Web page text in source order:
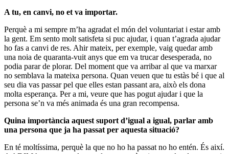
A tu, en canvi, no et va importar.
Perquè a mi sempre m’ha agradat el món del voluntariat i estar amb
la gent. Em sento molt satisfeta si puc ajudar, i quan t’agrada ajudar
ho fas a canvi de res. Ahir mateix, per exemple, vaig quedar amb
una noia de quaranta-vuit anys que em va trucar desesperada, no
podia parar de plorar. Del moment que va arribar al que va marxar
no semblava la mateixa persona. Quan veuen que tu estàs bé i que al
seu dia vas passar pel que elles estan passant ara, això els dona
molta esperança. Per a mi, veure que has pogut ajudar i que la
persona se’n va més animada és una gran recompensa.
Quina importància aquest suport d’igual a igual, parlar amb
una persona que ja ha passat per aquesta situació?
En té moltíssima, perquè la que no ho ha passat no ho entén. És així.